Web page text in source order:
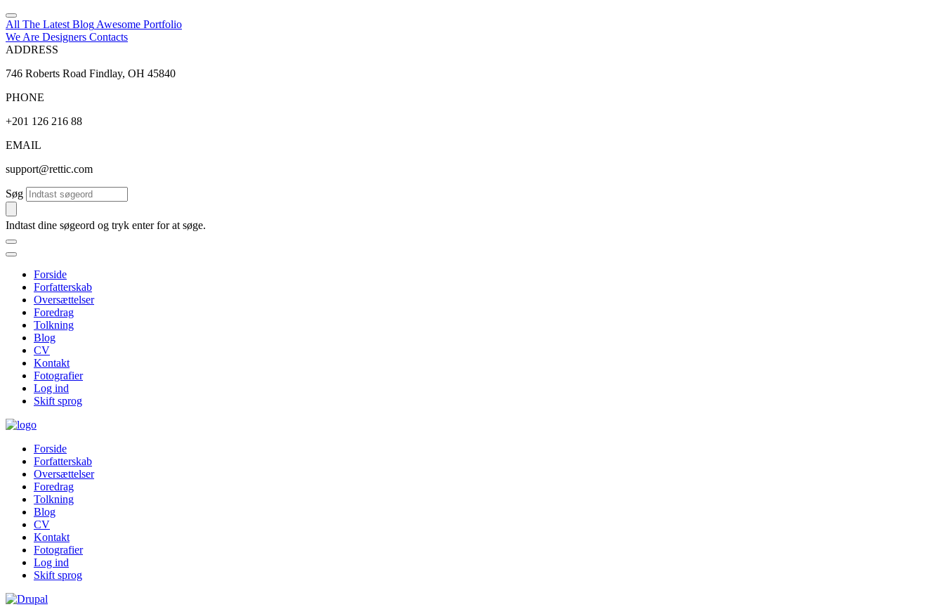
All The Latest Blog Awesome Portfolio
We Are Designers Contacts
ADDRESS
746 Roberts Road Findlay, OH 45840
PHONE
+201 126 216 88
EMAIL
support@rettic.com
Søg
Indtast dine søgeord og tryk enter for at søge.
Forside
Forfatterskab
Oversættelser
Foredrag
Tolkning
Blog
CV
Kontakt
Fotografier
Log ind
Skift sprog
Forside
Forfatterskab
Oversættelser
Foredrag
Tolkning
Blog
CV
Kontakt
Fotografier
Log ind
Skift sprog